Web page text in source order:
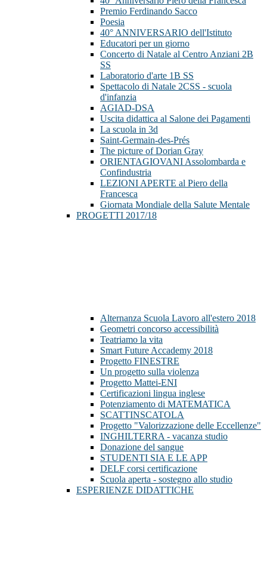
Premio Ferdinando Sacco
Poesia
40° ANNIVERSARIO dell'Istituto
Educatori per un giorno
Concerto di Natale al Centro Anziani 2B
SS
Laboratorio d'arte 1B SS
Spettacolo di Natale 2CSS - scuola
d'infanzia
AGIAD-DSA
Uscita didattica al Salone dei Pagamenti
La scuola in 3d
Saint-Germain-des-Prés
The picture of Dorian Gray
ORIENTAGIOVANI Assolombarda e
Confindustria
LEZIONI APERTE al Piero della
Francesca
Giornata Mondiale della Salute Mentale
PROGETTI 2017/18
Alternanza Scuola Lavoro all'estero 2018
Geometri concorso accessibilità
Teatriamo la vita
Smart Future Accademy 2018
Progetto FINESTRE
Un progetto sulla violenza
Progetto Mattei-ENI
Certificazioni lingua inglese
Potenziamento di MATEMATICA
SCATTINSCATOLA
Progetto "Valorizzazione delle Eccellenze"
INGHILTERRA - vacanza studio
Donazione del sangue
STUDENTI SIA E LE APP
DELF corsi certificazione
Scuola aperta - sostegno allo studio
ESPERIENZE DIDATTICHE